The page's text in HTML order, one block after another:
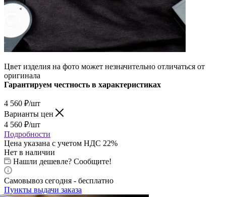
Цвет изделия на фото может незначительно отличаться от
оригинала
Гарантируем честность в характеристиках
4 560 ₽/шт
Варианты цен
4 560 ₽/шт
Подробности
Цена указана с учетом НДС 22%
Нет в наличии
Нашли дешевле? Сообщите!
Самовывоз сегодня - бесплатно
Пункты выдачи заказа